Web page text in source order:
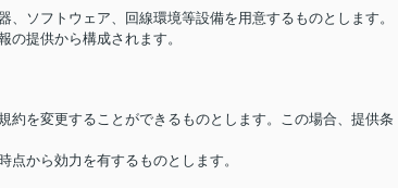
ソフトウェア、回線環境等設備を用意するものとします。
提供から構成されます。
を変更することができるものとします。この場合、提供条
から効力を有するものとします。